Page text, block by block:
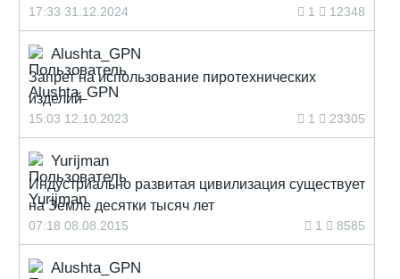
17:33 31.12.2024 1 12348
Alushta_GPN
Запрет на использование пиротехнических
изделий
15:03 12.10.2023 1 23305
Yurijman
Индустриально развитая цивилизация существует
на Земле десятки тысяч лет
07:18 08.08.2015 1 8585
Alushta_GPN